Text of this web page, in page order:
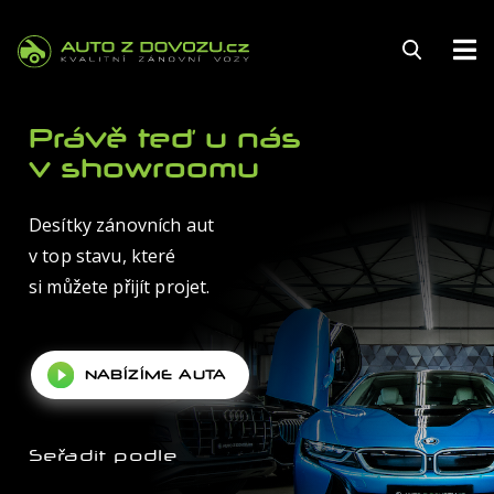
KARIÉRA
AUTOSERVIS
Právě teď u nás
v showroomu
Desítky zánovních aut
v top stavu, které
si můžete přijít projet.
NABÍZÍME AUTA
Seřadit podle